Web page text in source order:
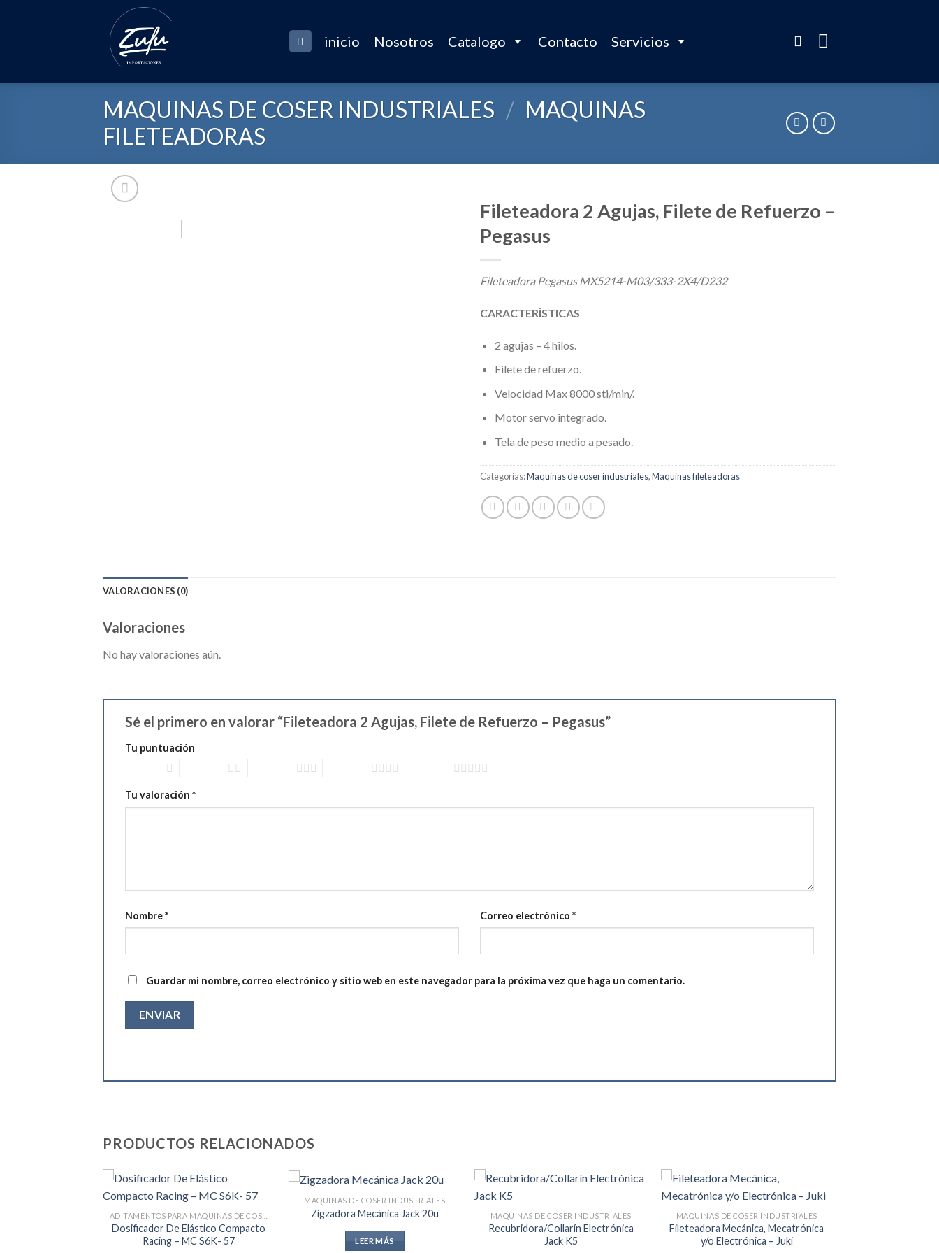
inicio Nosotros Catalogo Contacto Servicios
MAQUINAS DE COSER INDUSTRIALES / MAQUINAS
FILETEADORAS
Fileteadora 2 Agujas, Filete de Refuerzo –
Pegasus
Fileteadora Pegasus MX5214-M03/333-2X4/D232
CARACTERÍSTICAS
2 agujas – 4 hilos.
Filete de refuerzo.
Velocidad Max 8000 sti/min/.
Motor servo integrado.
Tela de peso medio a pesado.
Categorías:Maquinas de coser industriales,Maquinas fileteadoras
VALORACIONES (0)
Valoraciones
No hay valoraciones aún.
Sé el primero en valorar “Fileteadora 2 Agujas, Filete de Refuerzo – Pegasus”
Tu puntuación
Tu valoración *
Nombre* Correo electrónico *
Guardar mi nombre, correo electrónico y sitio web en este navegador para la próxima vez que haga un comentario.
PRODUCTOS RELACIONADOS
Dosificador De Elástico Compacto
Racing – MC S6K- 57
MAQUINAS DE COSER INDUSTRIALES
Zigzadora Mecánica Jack 20u
LEER MÁS
MAQUINAS DE COSER INDUSTRIALES
Recubridora/Collarín Electrónica
Jack K5
MAQUINAS DE COSER INDUSTRIALES
Fileteadora Mecánica, Mecatrónica
y/o Electrónica – Juki